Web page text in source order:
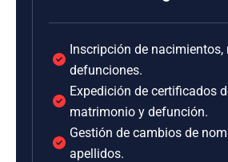
Inscripción de
defunciones.
Expedición de certificados
matrimonio y defunción.
Gestión de cambios de
apellidos.